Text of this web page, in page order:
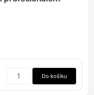
Do košíku